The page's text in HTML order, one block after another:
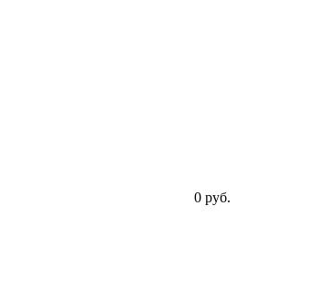
0 руб.